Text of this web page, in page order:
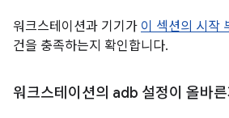
워크스테이션과 기기가 이 섹션의 시작
건을 충족하는지 확인합니다.
워크스테이션의 adb 설정이 올바